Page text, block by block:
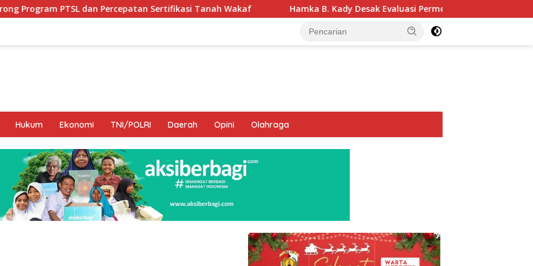
Sertifikasi Tanah Wakaf Hamka B. Kady Desak Evaluasi Permenhub Nomor 28/2022: Biar Keselamatan
Hukum Ekonomi TNI/POLRI Daerah Opini Olahraga